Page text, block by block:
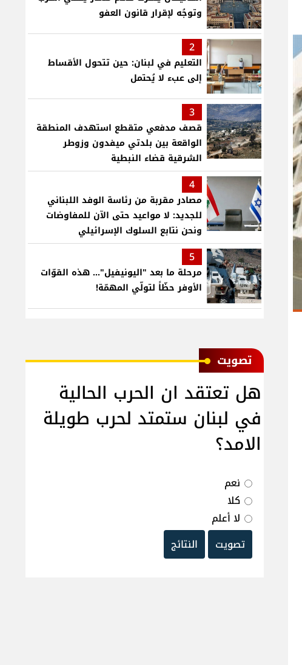
وتوجُه لإقرار قانون العفو
2
التعليم في لبنان: حين تتحول الأقساط
إلى عبء لا يُحتمل
3
قصف مدفعي متقطع استهدف المنطقة
الواقعة بين بلدتي ميفدون وزوطر
الشرقية قضاء النبطية
4
مصادر مقربة من رئاسة الوفد اللبناني
للجديد: لا مواعيد حتى الآن للمفاوضات
ونحن نتابع السلوك الإسرائيلي
5
مرحلة ما بعد "اليونيفيل"... هذه القوّات
الأوفر حظّاً لتولّي المهمّة!
ﺗﺼﻮﻳﺖ
هل تعتقد ان الحرب الحالية
في لبنان ستمتد لحرب طويلة
الامد؟
نعم
كلا
لا أعلم
تصويت
النتائج